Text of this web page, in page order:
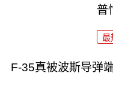
普
最
F-35真被波斯导弹